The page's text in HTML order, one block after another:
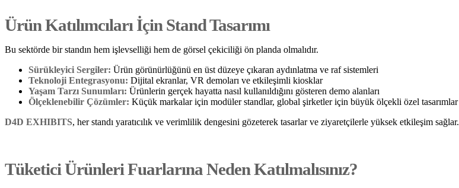
Ürün Katılımcıları İçin Stand Tasarımı
Bu sektörde bir standın hem işlevselliği hem de görsel çekiciliği ön planda olmalıdır.
Sürükleyici Sergiler: Ürün görünürlüğünü en üst düzeye çıkaran aydınlatma ve raf sistemleri
Teknoloji Entegrasyonu: Dijital ekranlar, VR demoları ve etkileşimli kiosklar
Yaşam Tarzı Sunumları: Ürünlerin gerçek hayatta nasıl kullanıldığını gösteren demo alanları
Ölçeklenebilir Çözümler: Küçük markalar için modüler standlar, global şirketler için büyük ölçekli özel tasarımlar
D4D EXHIBITS, her standı yaratıcılık ve verimlilik dengesini gözeterek tasarlar ve ziyaretçilerle yüksek etkileşim sağlar.
Tüketici Ürünleri Fuarlarına Neden Katılmalısınız?